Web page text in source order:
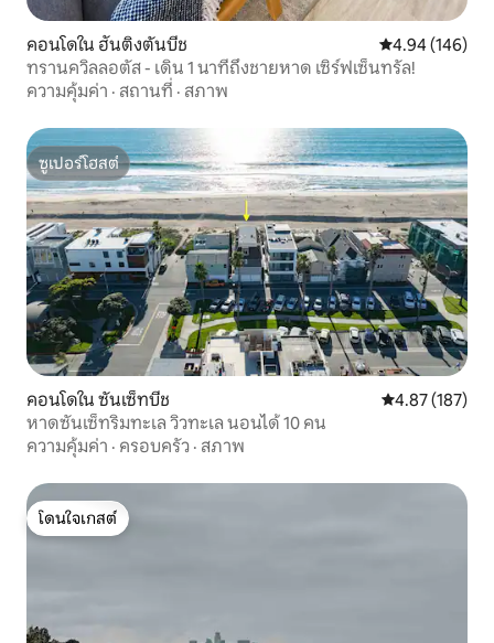
คอนโดใน ฮันติงตันบีช คะแนนเฉลี่ย
4.94 (146)
ทรานควิลลอตัส - เดิน 1 นาทีถึงชายหาด เซิร์ฟเซ็นทรัล!
ความคุ้มค่า · สถานที่ · สภาพ
ซูเปอร์โฮสต์
ซูเปอร์โฮสต์
คอนโดใน ซันเซ็ทบีช คะแนนเฉลี่ย
4.87 (187)
หาดซันเซ็ทริมทะเล วิวทะเล นอนได้ 10 คน
ความคุ้มค่า · ครอบครัว · สภาพ
โดนใจเกสต์
โดนใจเกสต์